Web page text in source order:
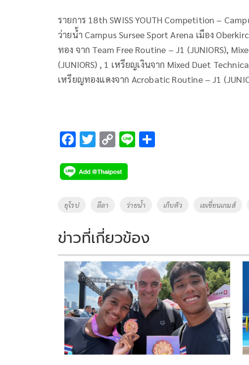
รายการ 18th SWISS YOUTH Competition –
ว่ายน้ำ Campus Sursee Sport Arena เมือง
ทอง จาก Team Free Routine – J1 (JUNIORS),
(JUNIORS) , 1 เหรียญเงินจาก Mixed Duet
เหรียญทองแดงจาก Acrobatic Routine – J1
F
e
b
o
k
T
tt
er
C
p
y
Li
k
Li
Tags
ยุโรป ลีลา ว่ายน้ำ เก็บตัว เอเชี่ยนเกมส์
ข่าวที่เกี่ยวข้อง